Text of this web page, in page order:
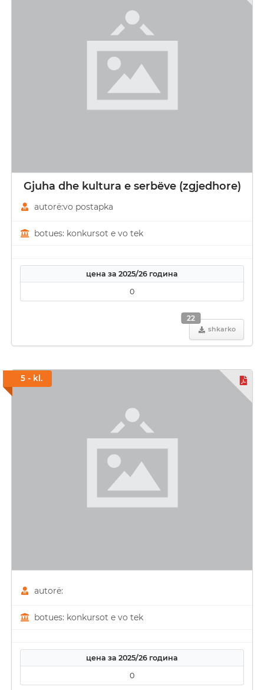
Gjuha dhe kultura e serbëve (zgjedhore)
autorë:vo postapka
botues: konkursot e vo tek
цена за 2025/26 година
0
shkarko
22
5 - kl.
autorë:
botues: konkursot e vo tek
цена за 2025/26 година
0